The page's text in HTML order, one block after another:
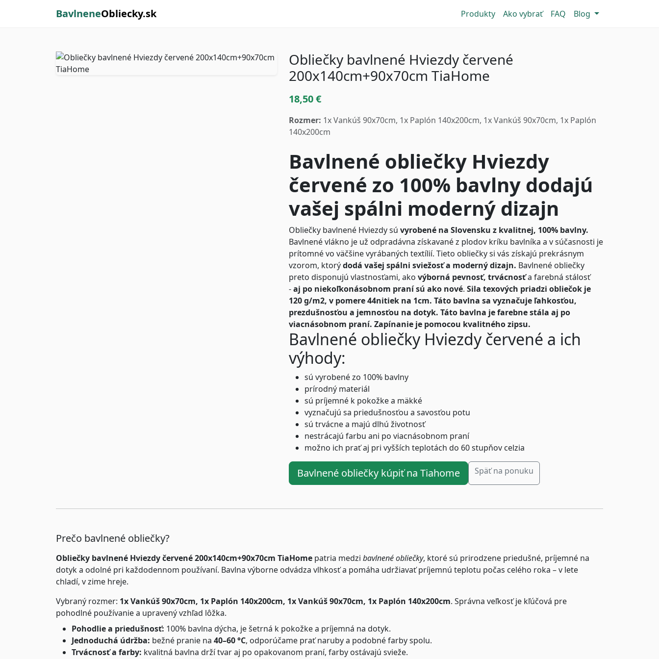
BavlneneObliecky.sk Produkty Ako vybrať FAQ Blog
Obliečky bavlnené Hviezdy červené
200x140cm+90x70cm TiaHome
18,50 €
Rozmer: 1x Vankúš 90x70cm, 1x Paplón 140x200cm, 1x Vankúš 90x70cm, 1x Paplón
140x200cm
Bavlnené obliečky Hviezdy
červené zo 100% bavlny dodajú
vašej spálni moderný dizajn
Obliečky bavlnené Hviezdy sú vyrobené na Slovensku z kvalitnej, 100% bavlny.
Bavlnené vlákno je už odpradávna získavané z plodov kríku bavlníka a v súčasnosti je
prítomné vo väčšine vyrábaných textílií. Tieto obliečky si vás získajú prekrásnym
vzorom, ktorýdodá vašej spálni sviežosť a moderný dizajn. Bavlnené obliečky
preto disponujú vlastnosťami, ako výborná pevnosť, trvácnosťa farebná stálosť
-aj po niekoľkonásobnom praní sú ako nové. Sila texových priadzi obliečok je
120 g/m2, v pomere 44nitiek na 1cm. Táto bavlna sa vyznačuje ľahkosťou,
prezdušnosťou a jemnosťou na dotyk. Táto bavlna je farebne stála aj po
viacnásobnom praní. Zapínanie je pomocou kvalitného zipsu.
Bavlnené obliečky Hviezdy červené a ich
výhody:
sú vyrobené zo 100% bavlny
prírodný materiál
sú príjemné k pokožke a mäkké
vyznačujú sa priedušnosťou a savosťou potu
sú trvácne a majú dlhú životnosť
nestrácajú farbu ani po viacnásobnom praní
možno ich prať aj pri vyšších teplotách do 60 stupňov celzia
Bavlnené obliečky kúpiť na Tiahome Späť na ponuku
Prečo bavlnené obliečky?
Obliečky bavlnené Hviezdy červené 200x140cm+90x70cm TiaHome patria medzi bavlnené obliečky, ktoré sú prirodzene priedušné, príjemné na
dotyk a odolné pri každodennom používaní. Bavlna výborne odvádza vlhkosť a pomáha udržiavať príjemnú teplotu počas celého roka – v lete
chladí, v zime hreje.
Vybraný rozmer: 1x Vankúš 90x70cm, 1x Paplón 140x200cm, 1x Vankúš 90x70cm, 1x Paplón 140x200cm. Správna veľkosť je kľúčová pre
pohodlné používanie a upravený vzhľad lôžka.
Pohodlie a priedušnosť: 100% bavlna dýcha, je šetrná k pokožke a príjemná na dotyk.
Jednoduchá údržba: bežné pranie na 40–60 °C, odporúčame prať naruby a podobné farby spolu.
Trvácnosť a farby: kvalitná bavlna drží tvar aj po opakovanom praní, farby ostávajú svieže.